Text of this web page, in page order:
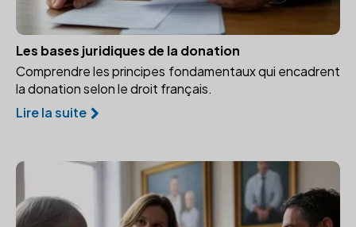
Les bases juridiques de la donation
Comprendre les principes fondamentaux qui encadrent
la donation selon le droit français.
Lire la suite